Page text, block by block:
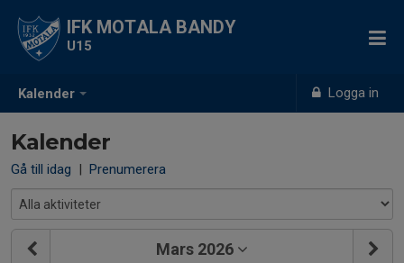
Kalender Logga in
IFK MOTALA BANDY
U15
Kalender
Gå till idag | Prenumerera
Mars 2026